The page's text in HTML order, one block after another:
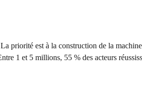
priorité est à la construction de la
1 et 5 millions, 55 % des acteurs